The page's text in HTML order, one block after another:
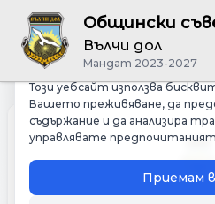
Общински
Вълчи дол
Мандат 2023-2027
Управление на
Ние зачитаме Вашата
Този уебсайт използва
Вашето преживяване, да
съдържание и да анализира
управлявате
Приемам